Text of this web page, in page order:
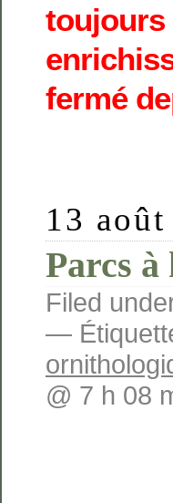
toujours
fermé
13
Parcs à
Filed
—
@ 7 h 08